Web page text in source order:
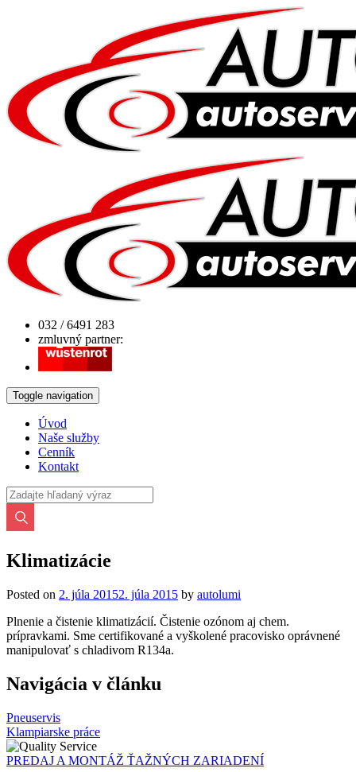
032 / 6491 283
zmluvný partner:
Toggle navigation
Úvod
Naše služby
Cenník
Kontakt
Klimatizácie
Posted on 2. júla 20152. júla 2015 by autolumi
Plnenie a čistenie klimatizácií. Čistenie ozónom aj chem.
prípravkami. Sme certifikované a vyškolené pracovisko oprávnené
manipulovať s chladivom R134a.
Navigácia v článku
Pneuservis
Klampiarske práce
PREDAJ A MONTÁŽ ŤAŽNÝCH ZARIADENÍ